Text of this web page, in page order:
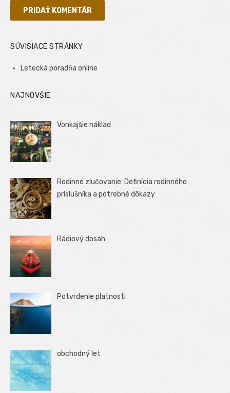
SÚVISIACE STRÁNKY
Letecká poradňa online
NAJNOVŠIE
Vonkajšie náklad
Rodinné zlučovanie: Definícia rodinného
príslušníka a potrebné dôkazy
Rádiový dosah
Potvrdenie platnosti
obchodný let